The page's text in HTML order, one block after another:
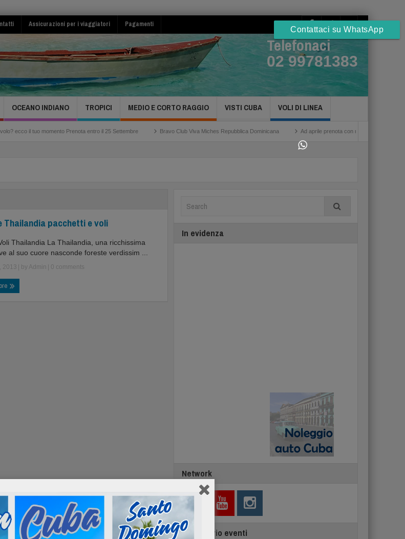
Assicurazioni per i viaggiatori Pagamenti
Telefonaci
02 99781383
OCEANO INDIANO TROPICI MEDIO E CORTO RAGGIO VISTI CUBA VOLI DI LINEA
Prenota entro il 25 Settembre Bravo Club Viva Miches Repubblica Dominicana Ad aprile prenota con noi gli Hotel a Cuba Havana
Thailandia pacchetti e voli
Thailandia La Thailandia, una ricchissima
al suo cuore nasconde foreste verdissim ...
2013 | by Admin 0 comments
In evidenza
Network
Calendario eventi
Contattaci su WhatsApp